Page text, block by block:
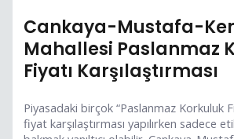
Cankaya-Mustafa-
Mahallesi Paslanmaz
Fiyatı Karşılaştırması
Piyasadaki birçok “Paslanmaz Korkuluk
fiyat karşılaştırması yapılırken sadece